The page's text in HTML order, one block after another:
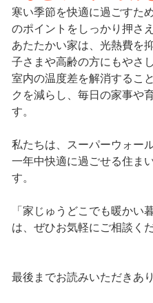
寒い季節を快適に過ごすため
のポイントをしっかり押さ
あたたかい家は、光熱費を
子さまや高齢の方にもやさ
室内の温度差を解消するこ
クを減らし、毎日の家事や
す。
私たちは、スーパーウォー
一年中快適に過ごせる住ま
す。
「家じゅうどこでも暖かい
は、ぜひお気軽にご相談くだ
最後までお読みいただきあ